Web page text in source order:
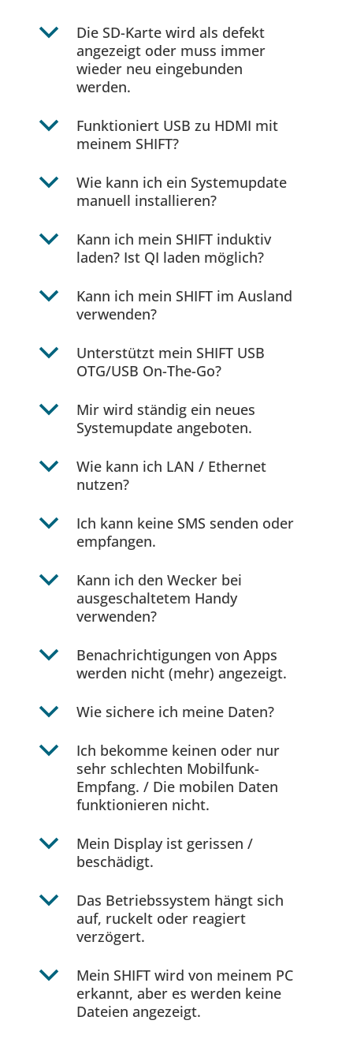
b
Die SD-Karte wird als defekt
angezeigt oder muss immer
wieder neu eingebunden
werden.
b
Funktioniert USB zu HDMI mit
meinem SHIFT?
b
Wie kann ich ein Systemupdate
manuell installieren?
b
Kann ich mein SHIFT induktiv
laden? Ist QI laden möglich?
b
Kann ich mein SHIFT im Ausland
verwenden?
b
Unterstützt mein SHIFT USB
OTG/USB On-The-Go?
b
Mir wird ständig ein neues
Systemupdate angeboten.
b
Wie kann ich LAN / Ethernet
nutzen?
b
Ich kann keine SMS senden oder
empfangen.
b
Kann ich den Wecker bei
ausgeschaltetem Handy
verwenden?
b
Benachrichtigungen von Apps
werden nicht (mehr) angezeigt.
b Wie sichere ich meine Daten?
b
Ich bekomme keinen oder nur
sehr schlechten Mobilfunk-
Empfang. / Die mobilen Daten
funktionieren nicht.
b
Mein Display ist gerissen /
beschädigt.
b
Das Betriebssystem hängt sich
auf, ruckelt oder reagiert
verzögert.
b
Mein SHIFT wird von meinem PC
erkannt, aber es werden keine
Dateien angezeigt.